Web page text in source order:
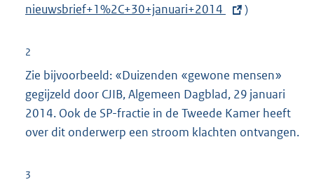
n
n
k
:
nieuwsbrief+1%2C+30+januari+2014
)
2
Zie bijvoorbeeld: «Duizenden «gewone mensen»
gegijzeld door CJIB, Algemeen Dagblad, 29 januari
2014. Ook de SP-fractie in de Tweede Kamer heeft
over dit onderwerp een stroom klachten ontvangen.
3